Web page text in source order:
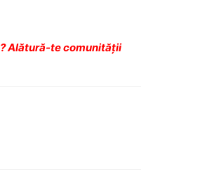
Alătură-te comunității